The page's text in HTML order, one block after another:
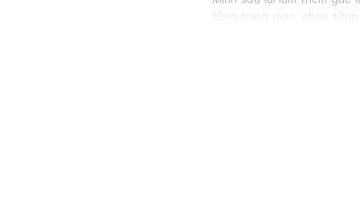
từng hạng mục, chọn